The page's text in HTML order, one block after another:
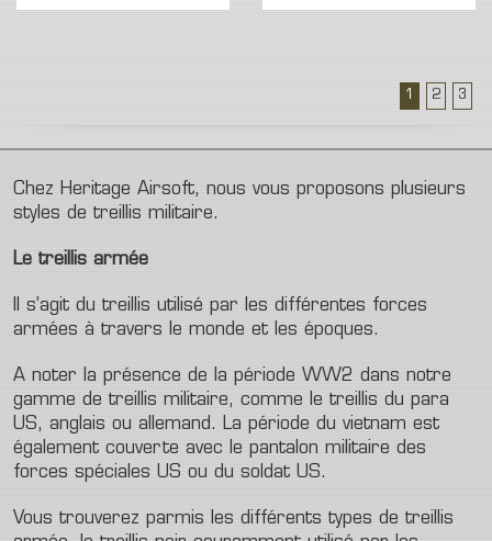
1 2 3
Chez Heritage Airsoft, nous vous proposons plusieurs
styles de treillis militaire.
Le treillis armée
Il s’agit du treillis utilisé par les différentes forces
armées à travers le monde et les époques.
A noter la présence de la période WW2 dans notre
gamme de treillis militaire, comme le treillis du para
US, anglais ou allemand. La période du vietnam est
également couverte avec le pantalon militaire des
forces spéciales US ou du soldat US.
Vous trouverez parmis les différents types de treillis